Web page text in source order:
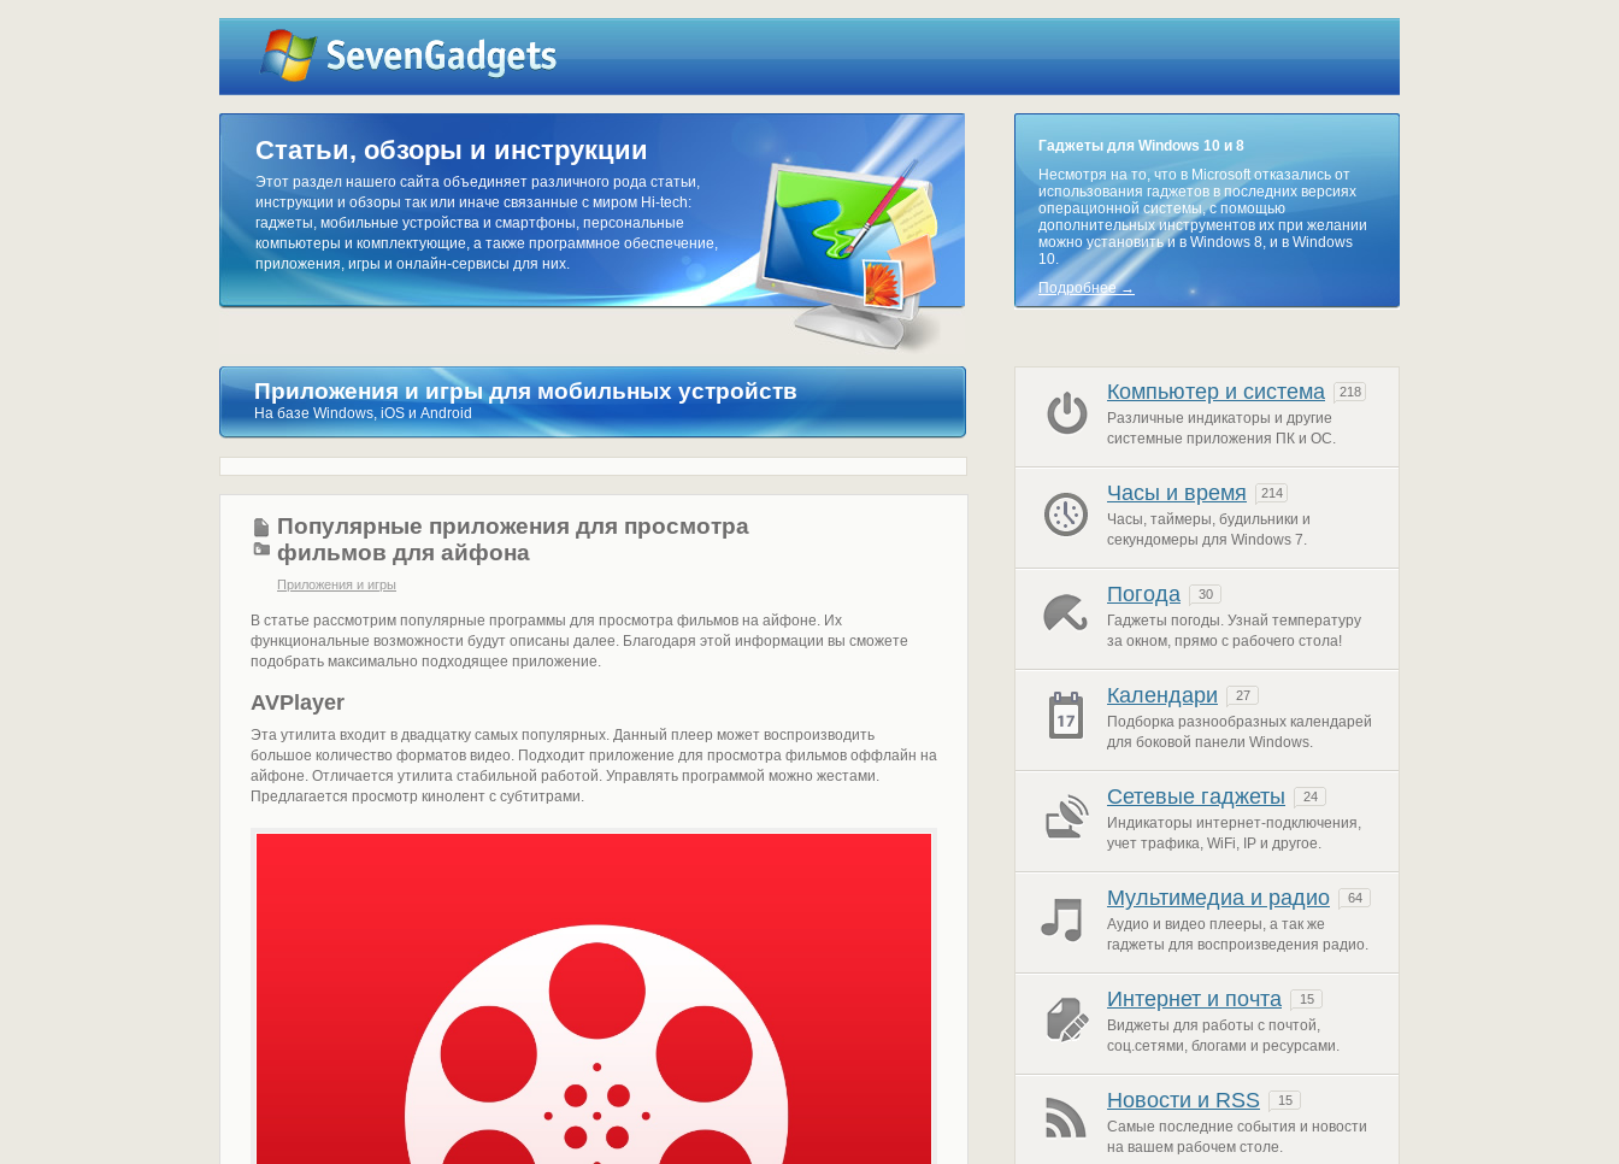
Статьи, обзоры и инструкции
Этот раздел нашего сайта объединяет различного рода статьи,
инструкции и обзоры так или иначе связанные с миром Hi-tech:
гаджеты, мобильные устройства и смартфоны, персональные
компьютеры и комплектующие, а также программное обеспечение,
приложения, игры и онлайн-сервисы для них.
Гаджеты для Windows 10 и 8
Несмотря на то, что в Microsoft отказались от
использования гаджетов в последних версиях
операционной системы, с помощью
дополнительных инструментов их при желании
можно установить и в Windows 8, и в Windows
10.
Подробнее →
Приложения и игры для мобильных устройств
На базе Windows, iOS и Android
Популярные приложения для просмотра
фильмов для айфона
Приложения и игры
В статье рассмотрим популярные программы для просмотра фильмов на айфоне. Их
функциональные возможности будут описаны далее. Благодаря этой информации вы сможете
подобрать максимально подходящее приложение.
AVPlayer
Эта утилита входит в двадцатку самых популярных. Данный плеер может воспроизводить
большое количество форматов видео. Подходит приложение для просмотра фильмов оффлайн на
айфоне. Отличается утилита стабильной работой. Управлять программой можно жестами.
Предлагается просмотр кинолент с субтитрами.
Компьютер и система 218
Различные индикаторы и другие
системные приложения ПК и ОС.
Часы и время 214
Часы, таймеры, будильники и
секундомеры для Windows 7.
Погода 30
Гаджеты погоды. Узнай температуру
за окном, прямо с рабочего стола!
Календари 27
Подборка разнообразных календарей
для боковой панели Windows.
Сетевые гаджеты 24
Индикаторы интернет-подключения,
учет трафика, WiFi, IP и другое.
Мультимедиа и радио 64
Аудио и видео плееры, а так же
гаджеты для воспроизведения радио.
Интернет и почта 15
Виджеты для работы с почтой,
соц.сетями, блогами и ресурсами.
Новости и RSS 15
Самые последние события и новости
на вашем рабочем столе.